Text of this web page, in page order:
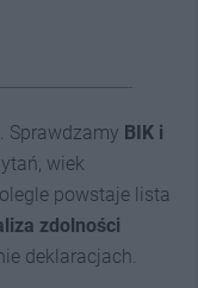
Sprawdzamy BIK i
wiek
powstaje lista
zdolności
deklaracjach.